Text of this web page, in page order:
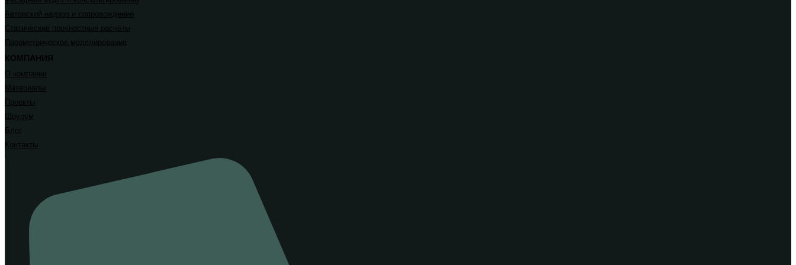
Авторский надзор и сопровождение
Статические прочностные расчёты
Параметрическое моделирование
КОМПАНИЯ
О компании
Материалы
Проекты
Шоурум
Блог
Контакты